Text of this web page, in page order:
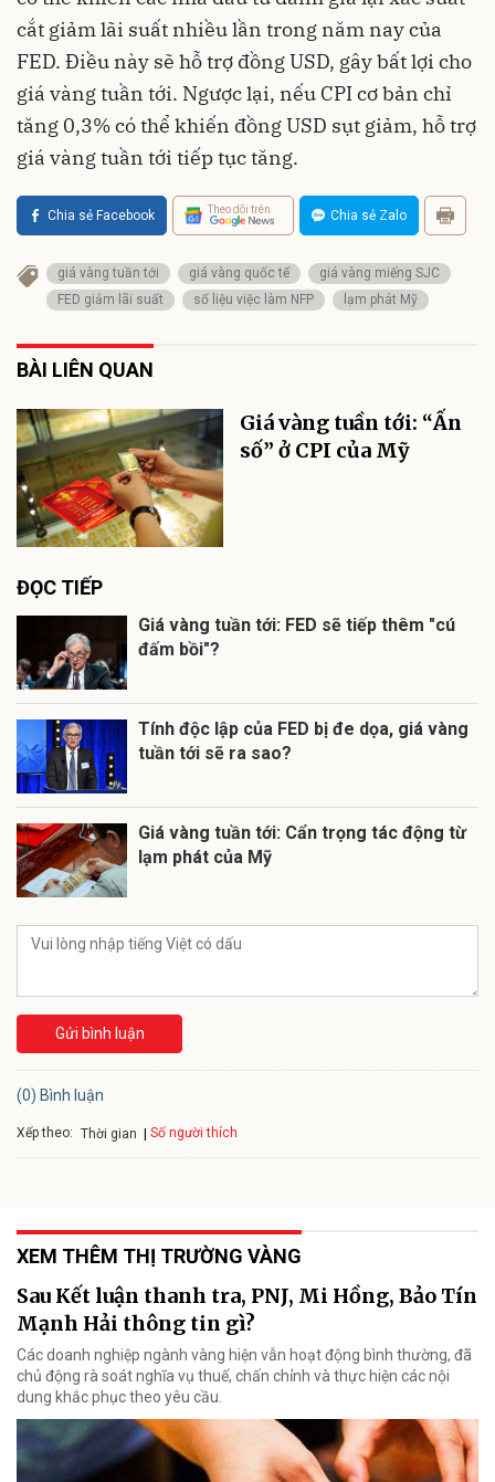
cắt giảm lãi suất nhiều lần trong năm nay của
FED. Điều này sẽ hỗ trợ đồng USD, gây bất lợi cho
giá vàng tuần tới. Ngược lại, nếu CPI cơ bản chỉ
tăng 0,3% có thể khiến đồng USD sụt giảm, hỗ trợ
giá vàng tuần tới tiếp tục tăng.
Chia sẻ Facebook Theo dõi trên Chia sẻ Zalo
giá vàng tuần tới giá vàng quốc tế
giá vàng miếng SJC
FED giảm lãi suất
số liệu việc làm NFP lạm phát Mỹ
BÀI LIÊN QUAN
Giá vàng tuần tới: “Ấn
số” ở CPI của Mỹ
ĐỌC TIẾP
Giá vàng tuần tới: FED sẽ tiếp thêm "cú
đấm bồi"?
Tính độc lập của FED bị đe dọa, giá vàng
tuần tới sẽ ra sao?
Giá vàng tuần tới: Cẩn trọng tác động từ
lạm phát của Mỹ
Gửi bình luận
(0) Bình luận
Xếp theo: Thời gian Số người thích
XEM THÊM THỊ TRƯỜNG VÀNG
Sau Kết luận thanh tra, PNJ, Mi Hồng, Bảo Tín
Mạnh Hải thông tin gì?
Các doanh nghiệp ngành vàng hiện vẫn hoạt động bình thường, đã
chủ động rà soát nghĩa vụ thuế, chấn chỉnh và thực hiện các nội
dung khắc phục theo yêu cầu.